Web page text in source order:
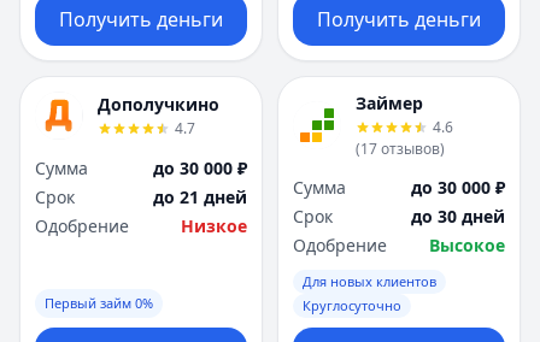
Получить деньги Получить деньги
Дополучкино
4.7
Сумма
до 30 000 ₽
Срок
до 21 дней
Одобрение
Низкое
Первый займ 0%
Займер
4.6
(17отзывов)
Сумма
до 30 000 ₽
Срок
до 30 дней
Одобрение
Высокое
Для новых клиентов
Круглосуточно